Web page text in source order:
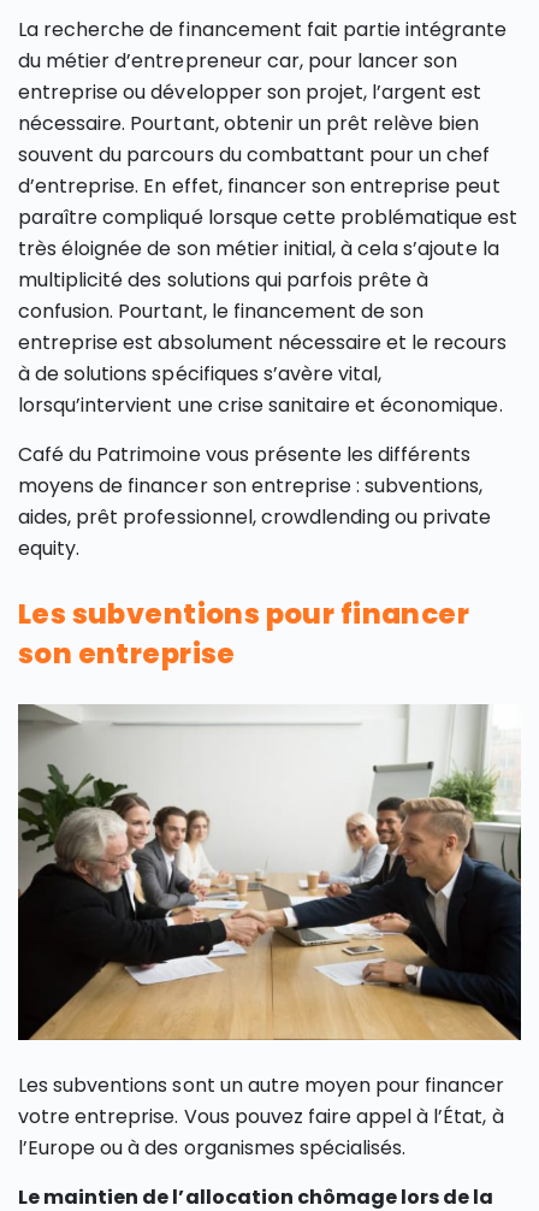
La recherche de financement fait partie intégrante
du métier d’entrepreneur car, pour lancer son
entreprise ou développer son projet, l’argent est
nécessaire. Pourtant, obtenir un prêt relève bien
souvent du parcours du combattant pour un chef
d’entreprise. En effet, financer son entreprise peut
paraître compliqué lorsque cette problématique est
très éloignée de son métier initial, à cela s’ajoute la
multiplicité des solutions qui parfois prête à
confusion. Pourtant, le financement de son
entreprise est absolument nécessaire et le recours
à de solutions spécifiques s’avère vital,
lorsqu’intervient une crise sanitaire et économique.
Café du Patrimoine vous présente les différents
moyens de financer son entreprise : subventions,
aides, prêt professionnel, crowdlending ou private
equity.
Les subventions pour financer
son entreprise
Les subventions sont un autre moyen pour financer
votre entreprise. Vous pouvez faire appel à l’État, à
l’Europe ou à des organismes spécialisés.
Le maintien de l’allocation chômage lors de la